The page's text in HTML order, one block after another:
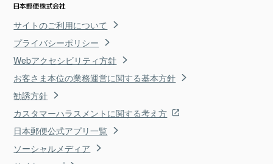
サイトのご利用について
プライバシーポリシー
Webアクセシビリティ方針
お客さま本位の業務運営に関する基本方針
勧誘方針
カスタマーハラスメントに関する考え方
日本郵便公式アプリ一覧
ソーシャルメディア